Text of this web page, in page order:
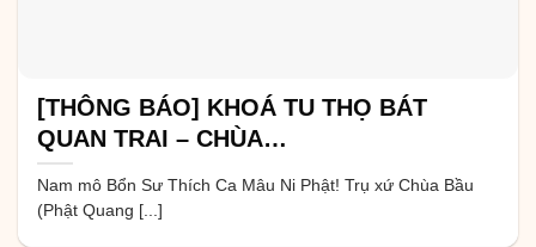
[THÔNG BÁO] KHOÁ TU THỌ BÁT
QUAN TRAI – CHÙA…
Nam mô Bổn Sư Thích Ca Mâu Ni Phật! Trụ xứ Chùa Bầu
(Phật Quang [...]